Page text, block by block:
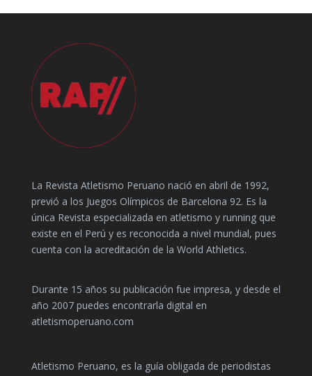
La Revista Atletismo Peruano nació en abril de 1992,
previó a los Juegos Olímpicos de Barcelona 92. Es la
única Revista especializada en atletismo y running que
existe en el Perú y es reconocida a nivel mundial, pues
cuenta con la acreditación de la World Athletics.
Durante 15 años su publicación fue impresa, y desde el
año 2007 puedes encontrarla digital en
atletismoperuano.com
Atletismo Peruano, es la guía obligada de periodistas